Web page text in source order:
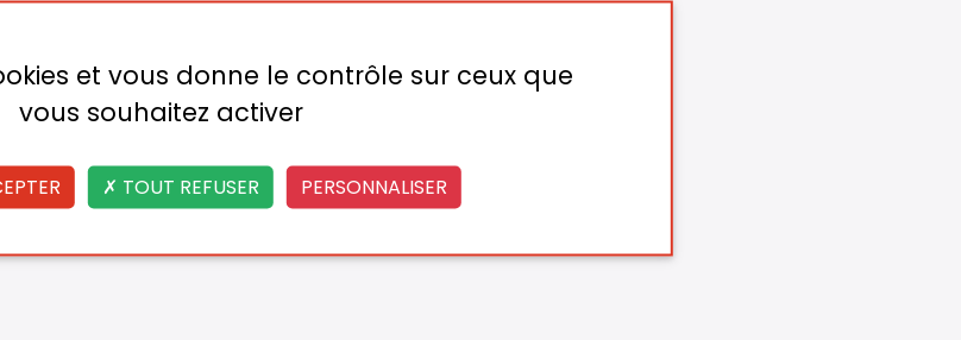
et vous donne le contrôle sur ceux que
vous souhaitez activer
TOUT REFUSER PERSONNALISER